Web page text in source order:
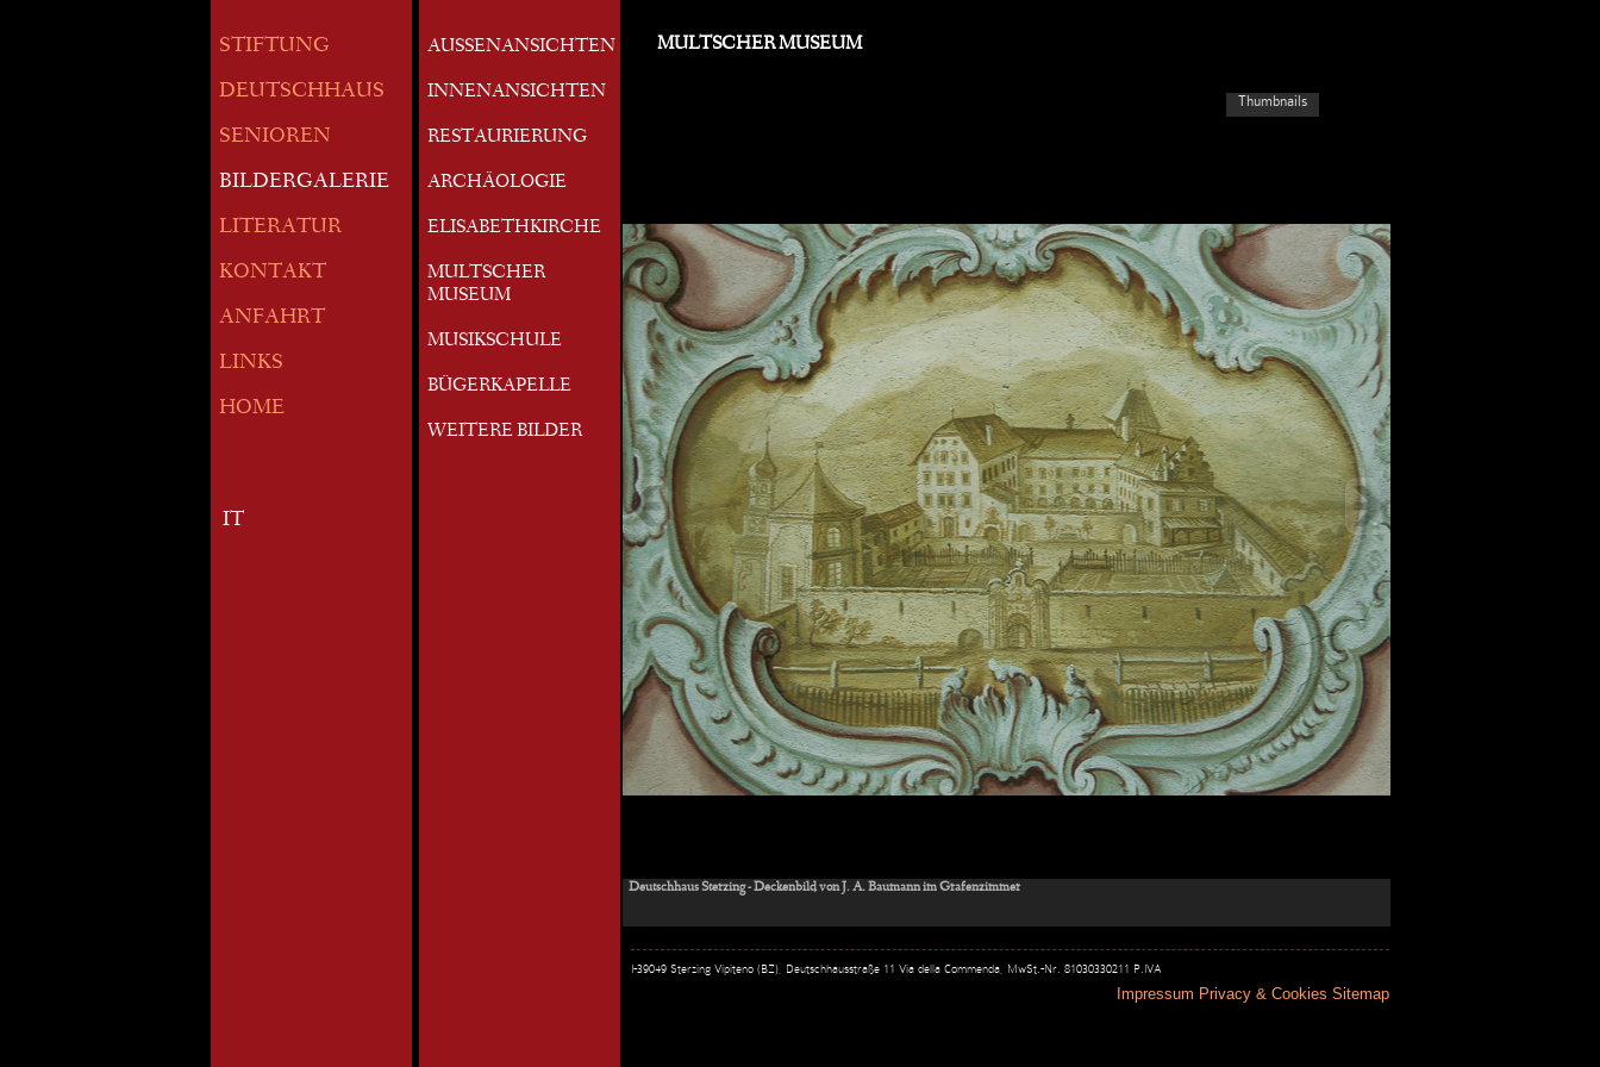
STIFTUNG
DEUTSCHHAUS
SENIOREN
BILDERGALERIE
LITERATUR
KONTAKT
ANFAHRT
LINKS
HOME
IT
AUSSENANSICHTEN
INNENANSICHTEN
RESTAURIERUNG
ARCHÄOLOGIE
ELISABETHKIRCHE
MULTSCHER
MUSEUM
MUSIKSCHULE
BÜGERKAPELLE
WEITERE BILDER
MULTSCHER MUSEUM
Deutschhaus Sterzing - Deckenbild von J. A. Baumann im Grafenzimmer
Thumbnails
I-39049 Sterzing Vipiteno (BZ), Deutschhausstraße 11 Via della Commenda, MwSt.-Nr. 81030330211 P.IVA
Impressum Privacy & Cookies Sitemap